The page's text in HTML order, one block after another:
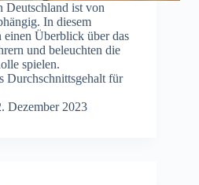
Deutschland ist von
In diesem
Überblick über das
und beleuchten die
spielen.
Durchschnittsgehalt für
Dezember 2023